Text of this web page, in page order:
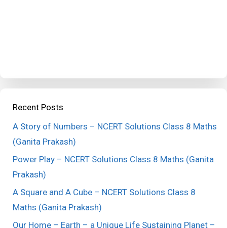
Recent Posts
A Story of Numbers – NCERT Solutions Class 8 Maths
(Ganita Prakash)
Power Play – NCERT Solutions Class 8 Maths (Ganita
Prakash)
A Square and A Cube – NCERT Solutions Class 8
Maths (Ganita Prakash)
Our Home – Earth – a Unique Life Sustaining Planet –